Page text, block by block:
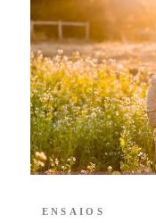
ENSAIOS